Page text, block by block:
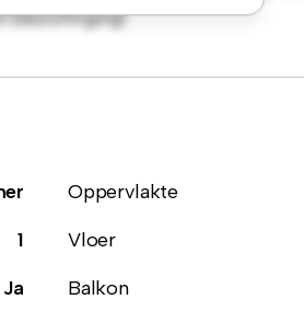
bezichtiging!
Oppervlakte
1 Vloer
Ja Balkon